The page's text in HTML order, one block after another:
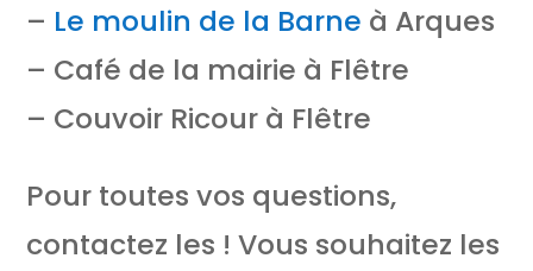
– Le moulin de la Barne à Arques
– Café de la mairie à Flêtre
– Couvoir Ricour à Flêtre
Pour toutes vos questions,
contactez les ! Vous souhaitez les